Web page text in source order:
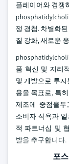
플레이어와 경쟁
쟁 경첩. 차별화
질 강화, 새로운
품 혁신 및 지리
및 개발으로 투
용을 목표로, 특
제조에 중점을
소비자 식욕과
적 파트너십 및
발을 추구합니다.
포